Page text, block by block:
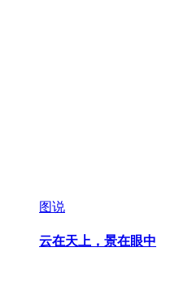
图说
云在天上，景在眼中